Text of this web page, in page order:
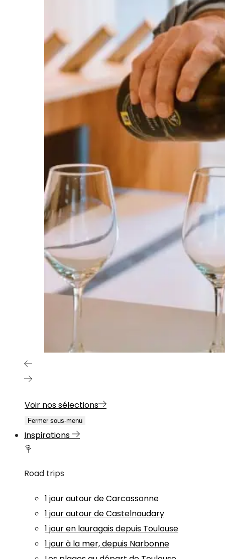
Voir nos sélections
Fermer sous-menu
Inspirations
Road trips
1 jour autour de Carcassonne
1 jour autour de Castelnaudary
1 jour en lauragais depuis Toulouse
1 jour à la mer, depuis Narbonne